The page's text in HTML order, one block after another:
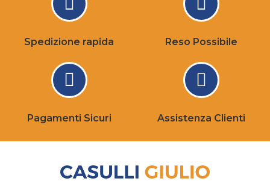
Spedizione rapida Reso Possibile
Pagamenti Sicuri Assistenza Clienti